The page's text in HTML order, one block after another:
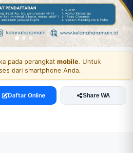
pada perangkat mobile. Untuk
dari smartphone Anda.
Daftar Online Share WA